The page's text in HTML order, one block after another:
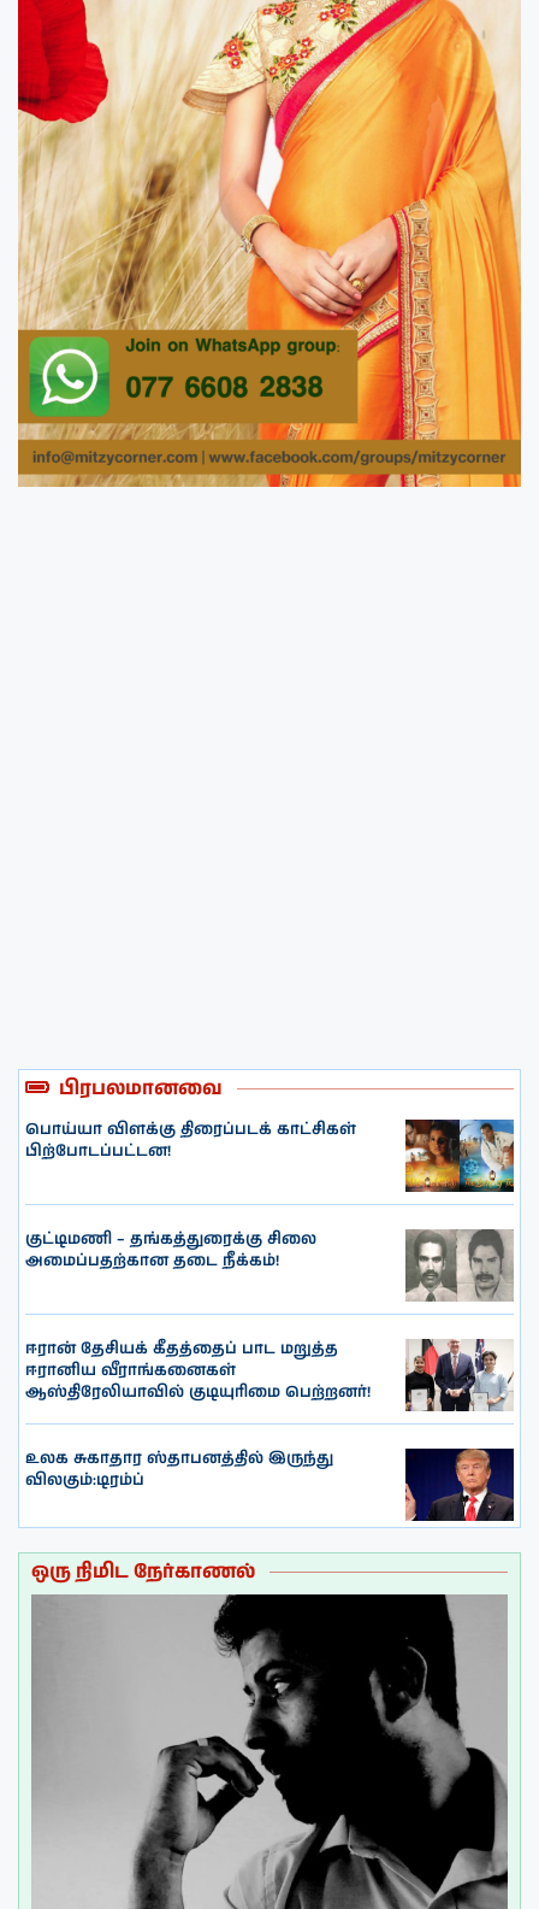
பிரபலமானவை
பொய்யா விளக்கு திரைப்படக் காட்சிகள்
பிற்போடப்பட்டன!
குட்டிமணி – தங்கத்துரைக்கு சிலை
அமைப்பதற்கான தடை நீக்கம்!
ஈரான் தேசியக் கீதத்தைப் பாட மறுத்த
ஈரானிய வீராங்கனைகள்
ஆஸ்திரேலியாவில் குடியுரிமை பெற்றனர்!
உலக சுகாதார ஸ்தாபனத்தில் இருந்து
விலகும்:டிரம்ப்
ஒரு நிமிட நேர்காணல்